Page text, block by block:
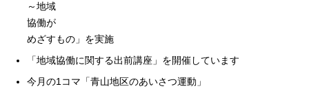
～地域
協働が
めざすもの」を実施
「地域協働に関する出前講座」を開催しています
今月の1コマ「青山地区のあいさつ運動」